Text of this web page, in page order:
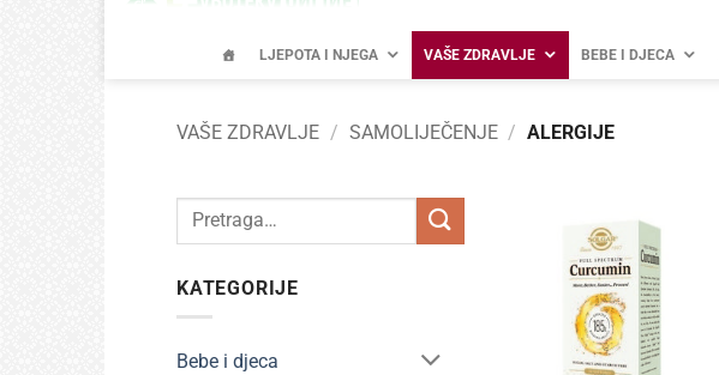
LJEPOTA I NJEGA VAŠE ZDRAVLJE BEBE I DJECA
VAŠE ZDRAVLJE / SAMOLIJEČENJE / ALERGIJE
Pretraži:
KATEGORIJE
Bebe i djeca